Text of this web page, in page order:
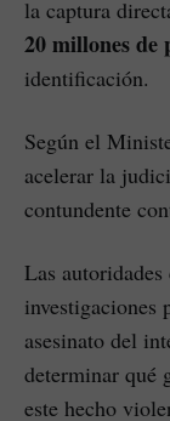
la captura
20 millones de
identificación.
Según el
acelerar la
contundente
Las
investigaciones
asesinato del
determinar qué
este hecho